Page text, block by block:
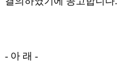
- 아 래 -